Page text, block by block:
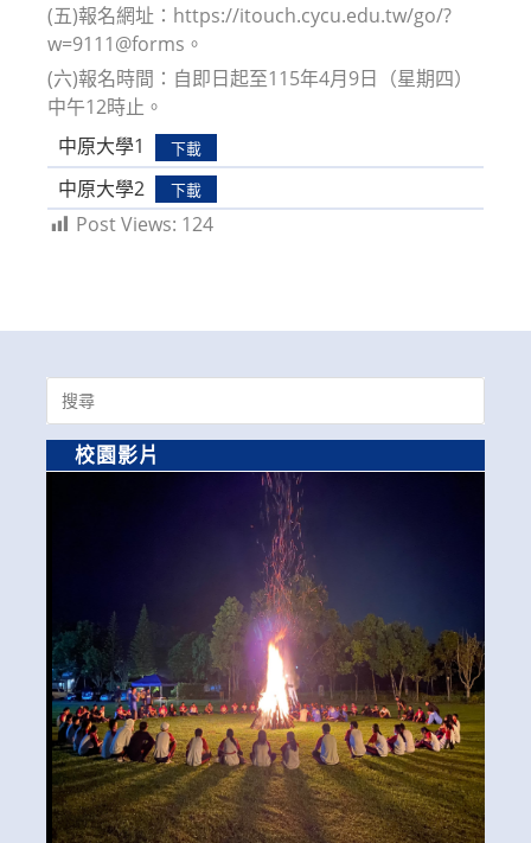
(五)報名網址：https://itouch.cycu.edu.tw/go/?
w=9111@forms。
(六)報名時間：自即日起至115年4月9日（星期四）
中午12時止。
中原大學1
下載
中原大學2 下載
Post Views: 124
Search
for:
校園影片